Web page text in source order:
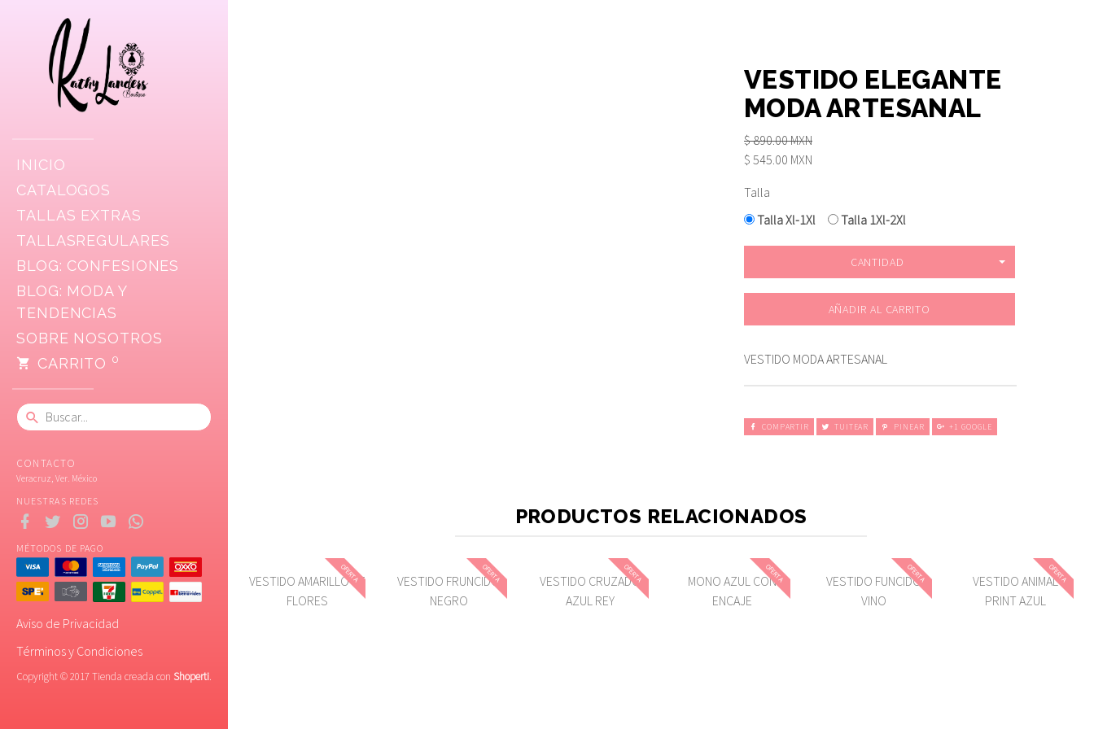
INICIO
CATALOGOS
TALLAS EXTRAS
TALLASREGULARES
BLOG: CONFESIONES
BLOG: MODA Y
TENDENCIAS
SOBRE NOSOTROS
CARRITO 0
CONTACTO
Veracruz, Ver. México
NUESTRAS REDES
MÉTODOS DE PAGO
Aviso de Privacidad
Términos y Condiciones
Copyright © 2017 Tienda creada con Shoperti.
VESTIDO ELEGANTE
MODA ARTESANAL
$ 890.00 MXN
$ 545.00 MXN
Talla
Talla Xl-1Xl
Talla 1Xl-2Xl
CANTIDAD
AÑADIR AL CARRITO
VESTIDO MODA ARTESANAL
COMPARTIR TUITEAR PINEAR +1 GOOGLE
PRODUCTOS RELACIONADOS
OFERTA
VESTIDO AMARILLO DE
FLORES
OFERTA
VESTIDO FRUNCIDO
NEGRO
OFERTA
VESTIDO CRUZADO
AZUL REY
OFERTA
MONO AZUL CON
ENCAJE
OFERTA
VESTIDO FUNCIDO
VINO
OFERTA
VESTIDO ANIMAL
PRINT AZUL